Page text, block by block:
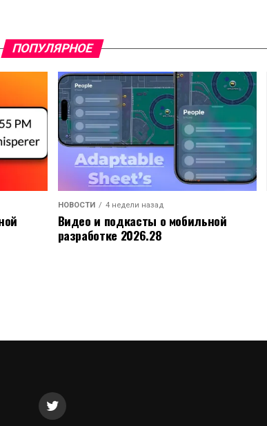
ПОПУЛЯРНОЕ
НОВОСТИ 4 недели назад
Видео и подкасты о мобильной
разработке 2026.28